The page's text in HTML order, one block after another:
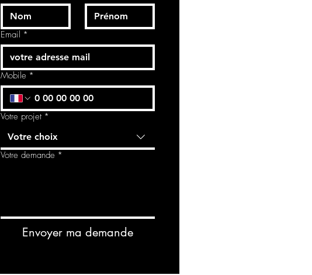
Email *
Mobile *
Votre projet *
Votre choix
Votre demande *
Envoyer ma demande